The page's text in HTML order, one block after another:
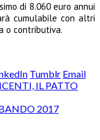
di 8.060 euro annui
cumulabile con altri
o contributiva.
Tumblr Email
IL PATTO
2017